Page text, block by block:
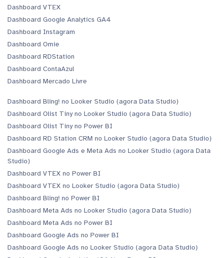
Dashboard VTEX
Dashboard Google Analytics GA4
Dashboard Instagram
Dashboard Omie
Dashboard RDStation
Dashboard ContaAzul
Dashboard Mercado Livre
Dashboard Bling! no Looker Studio (agora Data Studio)
Dashboard Olist Tiny no Looker Studio (agora Data Studio)
Dashboard Olist Tiny no Power BI
Dashboard RD Station CRM no Looker Studio (agora Data Studio)
Dashboard Google Ads e Meta Ads no Looker Studio (agora Data
Studio)
Dashboard VTEX no Power BI
Dashboard VTEX no Looker Studio (agora Data Studio)
Dashboard Bling! no Power BI
Dashboard Meta Ads no Looker Studio (agora Data Studio)
Dashboard Meta Ads no Power BI
Dashboard Google Ads no Power BI
Dashboard Google Ads no Looker Studio (agora Data Studio)